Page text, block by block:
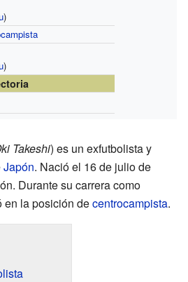
)
)
Takeshi) es un exfutbolista y
Japón. Nació el 16 de julio de
Durante su carrera como
en la posición decentrocampista.